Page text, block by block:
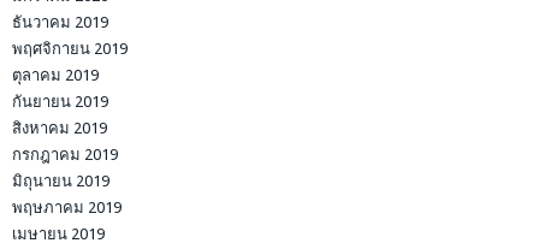
ธันวาคม 2019
พฤศจิกายน 2019
ตุลาคม 2019
กันยายน 2019
สิงหาคม 2019
กรกฎาคม 2019
มิถุนายน 2019
พฤษภาคม 2019
เมษายน 2019